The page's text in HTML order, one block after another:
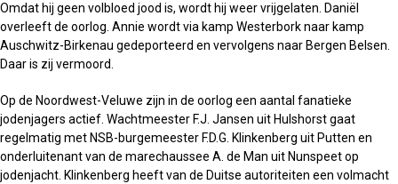
Omdat hij geen volbloed jood is, wordt hij weer vrijgelaten. Daniël
overleeft de oorlog. Annie wordt via kamp Westerbork naar kamp
Auschwitz-Birkenau gedeporteerd en vervolgens naar Bergen Belsen.
Daar is zij vermoord.
Op de Noordwest-Veluwe zijn in de oorlog een aantal fanatieke
jodenjagers actief. Wachtmeester F.J. Jansen uit Hulshorst gaat
regelmatig met NSB-burgemeester F.D.G. Klinkenberg uit Putten en
onderluitenant van de marechaussee A. de Man uit Nunspeet op
jodenjacht. Klinkenberg heeft van de Duitse autoriteiten een volmacht